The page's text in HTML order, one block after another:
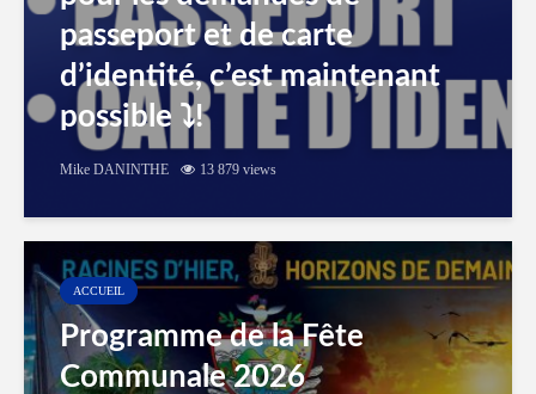
passeport et de carte
d’identité, c’est maintenant
possible ⤵️!
Mike DANINTHE 13 879 views
ACCUEIL
Programme de la Fête
Communale 2026